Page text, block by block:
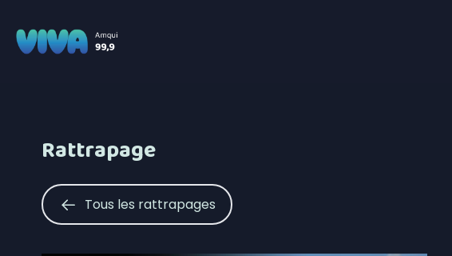
Rattrapage
Tous les rattrapages